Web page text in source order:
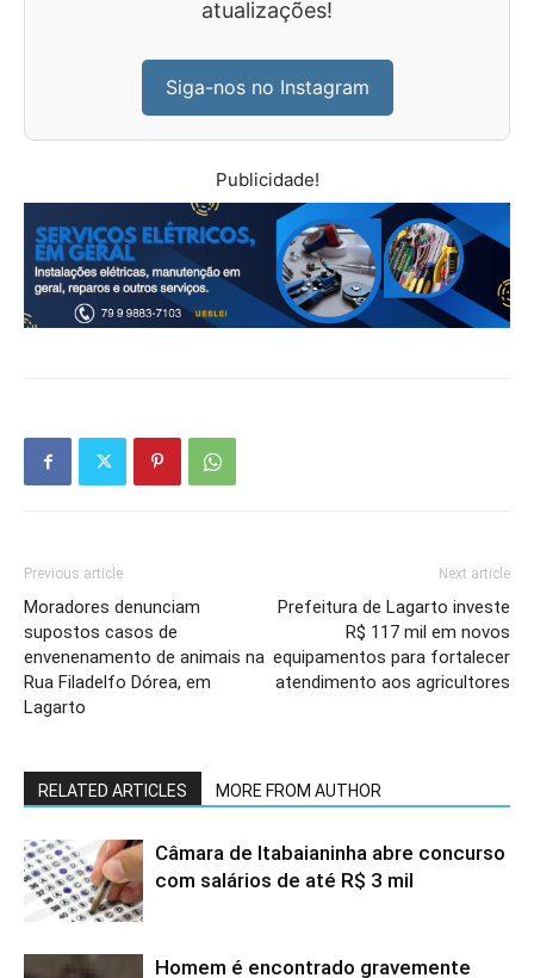
atualizações!
Siga-nos no Instagram
Publicidade!
Previous article
Moradores denunciam
supostos casos de
envenenamento de animais na
Rua Filadelfo Dórea, em
Lagarto
Next article
Prefeitura de Lagarto investe
R$ 117 mil em novos
equipamentos para fortalecer
atendimento aos agricultores
RELATED ARTICLES MORE FROM AUTHOR
Câmara de Itabaianinha abre concurso
com salários de até R$ 3 mil
Homem é encontrado gravemente